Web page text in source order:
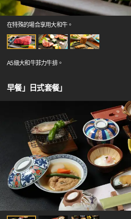
在特殊的場合享用大和牛。
A5級大和牛菲力牛排。
早餐」日式套餐」